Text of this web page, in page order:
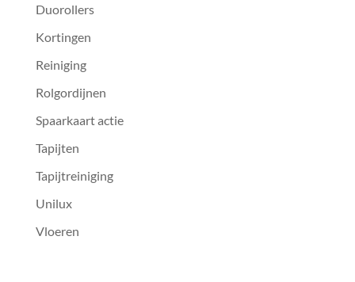
Duorollers
Kortingen
Reiniging
Rolgordijnen
Spaarkaart actie
Tapijten
Tapijtreiniging
Unilux
Vloeren